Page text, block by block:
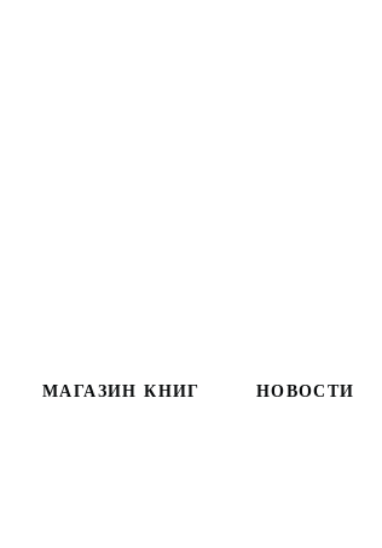
МАГАЗИН КНИГ НОВОСТИ